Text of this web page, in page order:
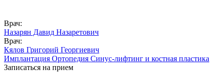
Врач:
Назарян Давид Назаретович
Врач:
Кялов Григорий Георгиевич
Имплантация Ортопедия Синус-лифтинг и костная пластика
Записаться на прием